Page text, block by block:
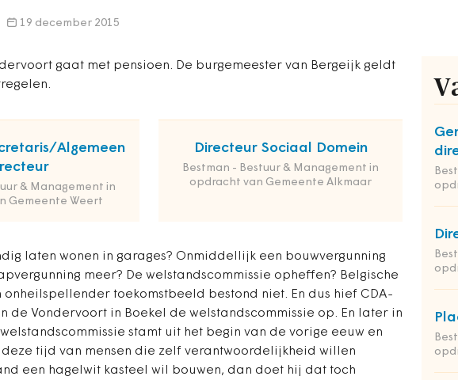
19 december 2015
gaat met pensioen. De burgemeester van Bergeijk geldt
Algemeen
& Management in
Gemeente Weert
Directeur Sociaal Domein
Bestman - Bestuur & Management in
opdracht van Gemeente Alkmaar
laten wonen in garages? Onmiddellijk een bouwvergunning
meer? De welstandscommissie opheffen? Belgische
onheilspellender toekomstbeeld bestond niet. En dus hief CDA-
de Vondervoort in Boekel de welstands­commissie op. En later in
welstandscommissie stamt uit het begin van de vorige eeuw en
tijd van mensen die zelf verantwoordelijkheid willen
een hagelwit kasteel wil bouwen, dan doet hij dat toch